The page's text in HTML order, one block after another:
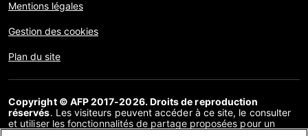
Mentions légales
Gestion des cookies
Plan du site
Copyright © AFP 2017-2026. Droits de reproduction
réservés. Les visiteurs peuvent accéder à ce site, le consulter
et utiliser les fonctionnalités de partage proposées pour un